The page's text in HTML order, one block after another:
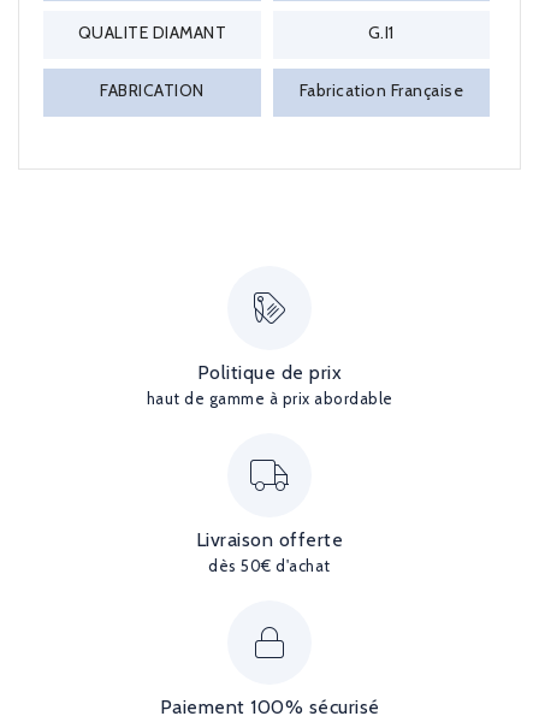
QUALITE DIAMANT G.I1
FABRICATION Fabrication Française
Politique de prix
haut de gamme à prix abordable
Livraison offerte
dès 50€ d'achat
Paiement 100% sécurisé